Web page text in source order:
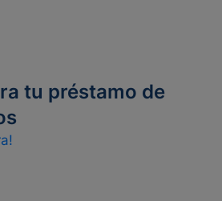
tu préstamo de